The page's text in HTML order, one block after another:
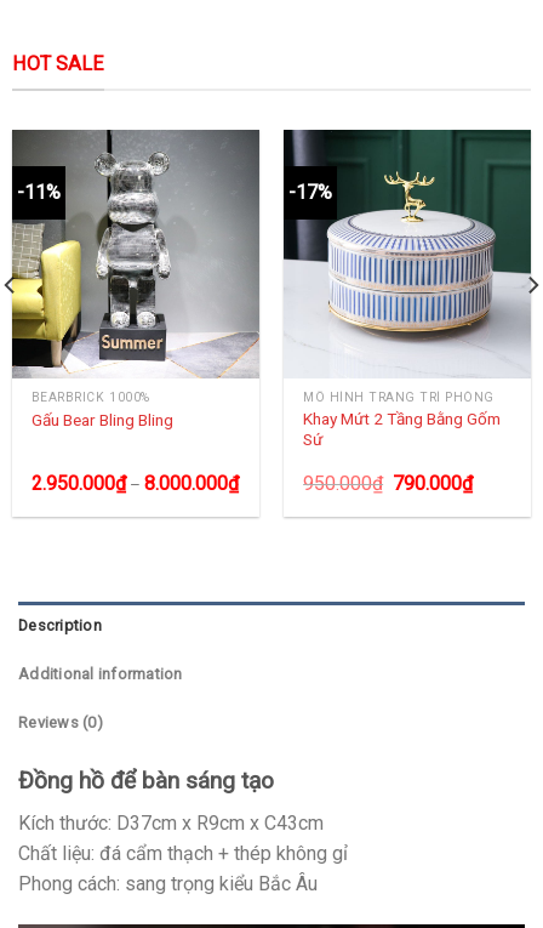
HOT SALE
-11%
BEARBRICK 1000%
Gấu Bear Bling Bling
2.950.000₫– 8.000.000₫
-17%
MÔ HÌNH TRANG TRÍ PHÒNG
Khay Mứt 2 Tầng Bằng Gốm
Sứ
950.000₫ 790.000₫
Description
Additional information
Reviews (0)
Đồng hồ để bàn sáng tạo
Kích thước: D37cm x R9cm x C43cm
Chất liệu: đá cẩm thạch + thép không gỉ
Phong cách: sang trọng kiểu Bắc Âu